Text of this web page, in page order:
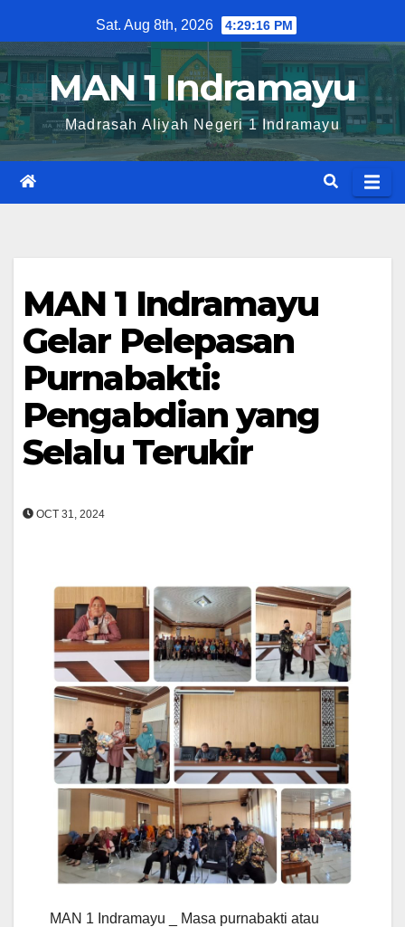
to
content
Sat. Aug 8th, 2026 4:29:16 PM
MAN 1 Indramayu
Madrasah Aliyah Negeri 1 Indramayu
MAN 1 Indramayu
Gelar Pelepasan
Purnabakti:
Pengabdian yang
Selalu Terukir
OCT 31, 2024
MAN 1 Indramayu _ Masa purnabakti atau